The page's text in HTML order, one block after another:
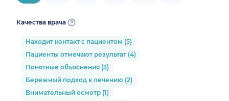
Качества врача
Находит контакт с пациентом (5)
Пациенты отмечают результат (4)
Понятные объяснения (3)
Бережный подход к лечению (2)
Внимательный осмотр (1)